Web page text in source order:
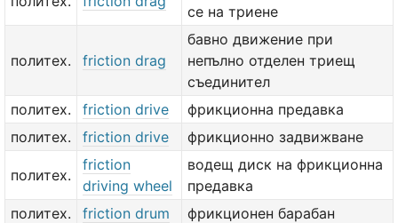
се на триене
политех. friction drag
бавно движение при
непълно отделен триещ
съединител
политех.
friction drive
фрикционна предавка
политех.
friction drive фрикционно задвижване
политех.
friction
driving wheel
водещ диск на фрикционна
предавка
политех.
friction drum
фрикционен барабан